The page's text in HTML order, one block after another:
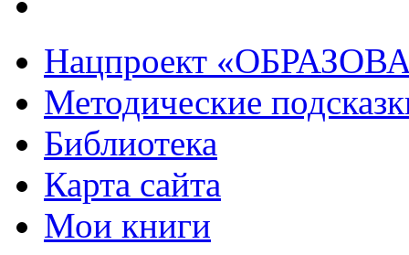
Нацпроект
Методические
Библиотека
Карта сайта
Мои книги